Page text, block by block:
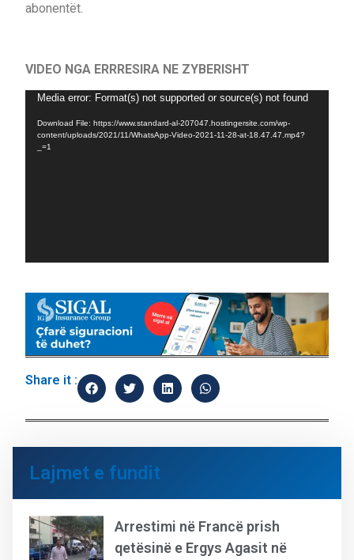
abonentët.
VIDEO NGA ERRRESIRA NE ZYBERISHT
Video
Player
Media error: Format(s) not supported or source(s) not found
Download File: https://www.standard-al-207047.hostingersite.com/wp-
content/uploads/2021/11/WhatsApp-Video-2021-11-28-at-18.47.47.mp4?
_=1
Share it :
Lajmet e fundit
Arrestimi në Francë prish
qetësinë e Ergys Agasit në